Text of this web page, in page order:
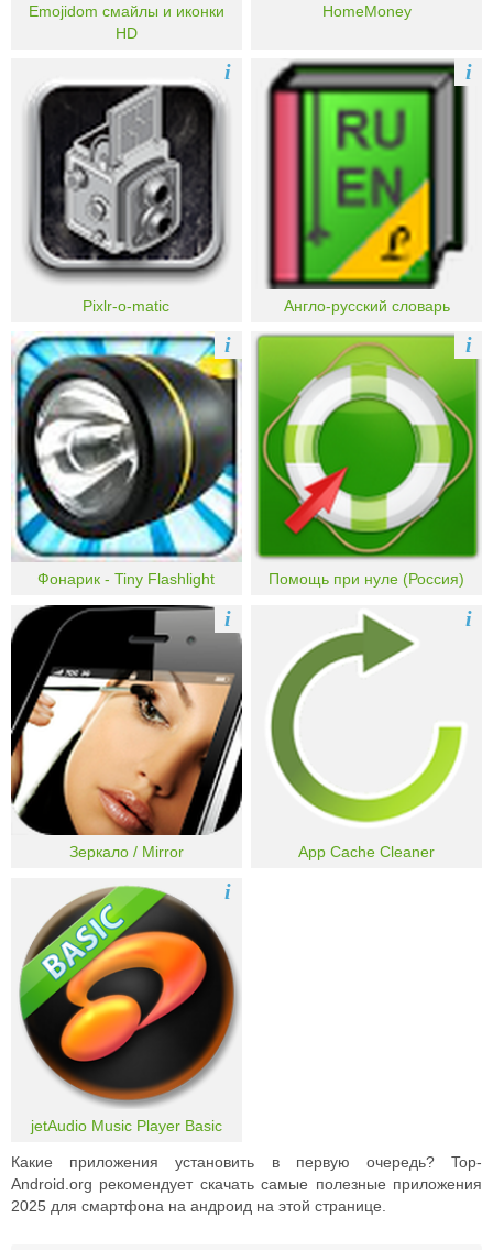
Emojidom смайлы и иконки
HD
HomeMoney
Pixlr-o-matic
i
Англо-русский словарь
i
Фонарик - Tiny Flashlight
i
Помощь при нуле (Россия)
i
Зеркало / Mirror
i
App Cache Cleaner
i
jetAudio Music Player Basic
i
Какие приложения установить в первую очередь? Top-
Android.org рекомендует скачать самые полезные приложения
2025 для смартфона на андроид на этой странице.